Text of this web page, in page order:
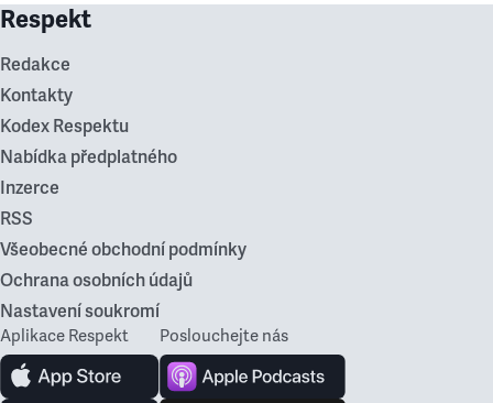
Respekt
Redakce
Kontakty
Kodex Respektu
Nabídka předplatného
Inzerce
RSS
Všeobecné obchodní podmínky
Ochrana osobních údajů
Nastavení soukromí
Aplikace Respekt Poslouchejte nás